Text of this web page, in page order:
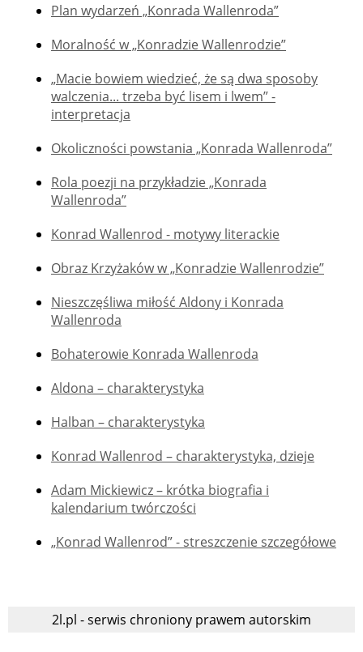
Plan wydarzeń „Konrada Wallenroda”
Moralność w „Konradzie Wallenrodzie”
„Macie bowiem wiedzieć, że są dwa sposoby
walczenia... trzeba być lisem i lwem” -
interpretacja
Okoliczności powstania „Konrada Wallenroda”
Rola poezji na przykładzie „Konrada
Wallenroda”
Konrad Wallenrod - motywy literackie
Obraz Krzyżaków w „Konradzie Wallenrodzie”
Nieszczęśliwa miłość Aldony i Konrada
Wallenroda
Bohaterowie Konrada Wallenroda
Aldona – charakterystyka
Halban – charakterystyka
Konrad Wallenrod – charakterystyka, dzieje
Adam Mickiewicz – krótka biografia i
kalendarium twórczości
„Konrad Wallenrod” - streszczenie szczegółowe
2l.pl - serwis chroniony prawem autorskim